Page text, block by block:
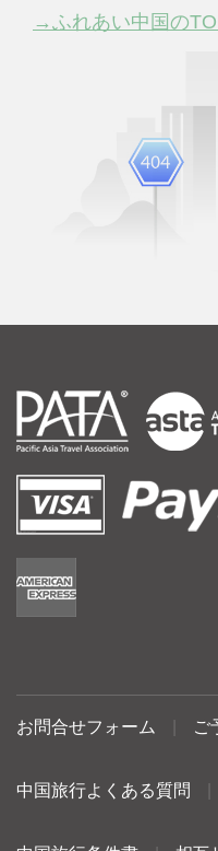
→ふれあい中国の
お問合せフォーム ご
中国旅行よくある質問